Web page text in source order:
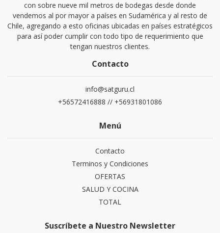
con sobre nueve mil metros de bodegas desde donde
vendemos al por mayor a países en Sudamérica y al resto de
Chile, agregando a esto oficinas ubicadas en países estratégicos
para así poder cumplir con todo tipo de requerimiento que
tengan nuestros clientes.
Contacto
info@satguru.cl
+56572416888 // +56931801086
Menú
Contacto
Terminos y Condiciones
OFERTAS
SALUD Y COCINA
TOTAL
Suscríbete a Nuestro Newsletter